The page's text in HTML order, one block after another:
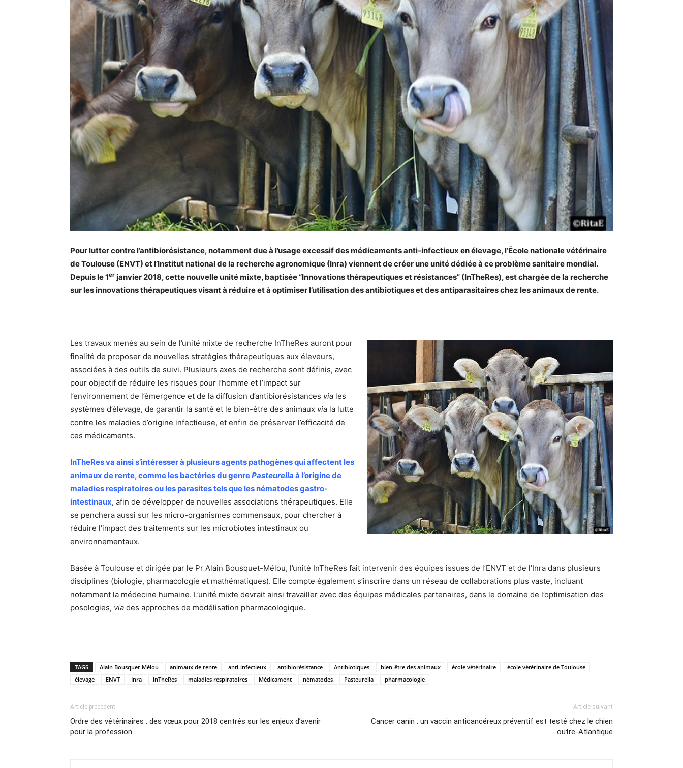
Pour lutter contre l’antibiorésistance, notamment due à l’usage excessif des médicaments anti-infectieux en élevage, l’École nationale vétérinaire
de Toulouse (ENVT) et l’Institut national de la recherche agronomique (Inra) viennent de créer une unité dédiée à ce problème sanitaire mondial.
Depuis le 1er janvier 2018, cette nouvelle unité mixte, baptisée “Innovations thérapeutiques et résistances” (InTheRes), est chargée de la recherche
sur les innovations thérapeutiques visant à réduire et à optimiser l’utilisation des antibiotiques et des antiparasitaires chez les animaux de rente.
Les travaux menés au sein de l’unité mixte de recherche InTheRes auront pour
finalité de proposer de nouvelles stratégies thérapeutiques aux éleveurs,
associées à des outils de suivi. Plusieurs axes de recherche sont définis, avec
pour objectif de réduire les risques pour l’homme et l’impact sur
l’environnement de l’émergence et de la diffusion d’antibiorésistances via les
systèmes d’élevage, de garantir la santé et le bien-être des animaux via la lutte
contre les maladies d’origine infectieuse, et enfin de préserver l’efficacité de
ces médicaments.
InTheRes va ainsi s’intéresser à plusieurs agents pathogènes qui affectent les
animaux de rente, comme les bactéries du genrePasteurella à l’origine de
maladies respiratoires ou les parasites tels que les nématodes gastro-
intestinaux, afin de développer de nouvelles associations thérapeutiques. Elle
se penchera aussi sur les micro-organismes commensaux, pour chercher à
réduire l’impact des traitements sur les microbiotes intestinaux ou
environnementaux.
Basée à Toulouse et dirigée par le Pr Alain Bousquet-Mélou, l’unité InTheRes fait intervenir des équipes issues de l’ENVT et de l’Inra dans plusieurs
disciplines (biologie, pharmacologie et mathématiques). Elle compte également s’inscrire dans un réseau de collaborations plus vaste, incluant
notamment la médecine humaine. L’unité mixte devrait ainsi travailler avec des équipes médicales partenaires, dans le domaine de l’optimisation des
posologies, via des approches de modélisation pharmacologique.
TAGS Alain Bousquet-Mélou animaux de rente anti-infectieux antibiorésistance Antibiotiques bien-être des animaux école vétérinaire
école vétérinaire de Toulouse
élevage
ENVT Inra InTheRes maladies respiratoires Médicament nématodes Pasteurella pharmacologie
Article précédent
Ordre des vétérinaires : des vœux pour 2018 centrés sur les enjeux d’avenir
pour la profession
Article suivant
Cancer canin : un vaccin anticancéreux préventif est testé chez le chien
outre-Atlantique